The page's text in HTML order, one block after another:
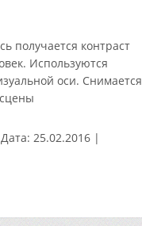
получается контраст
Используются
оси. Снимается
Дата: 25.02.2016 |